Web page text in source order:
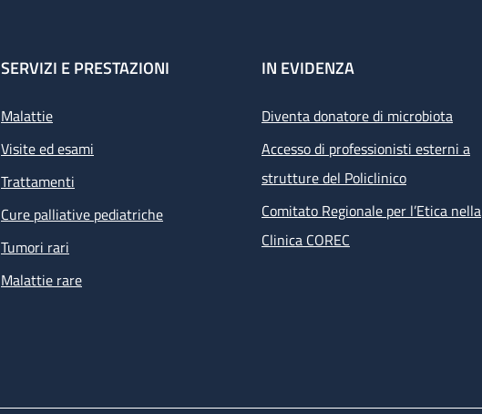
SERVIZI E PRESTAZIONI
Malattie
Visite ed esami
Trattamenti
Cure palliative pediatriche
Tumori rari
Malattie rare
IN EVIDENZA
Diventa donatore di microbiota
Accesso di professionisti esterni a
strutture del Policlinico
Comitato Regionale per l’Etica nella
Clinica COREC